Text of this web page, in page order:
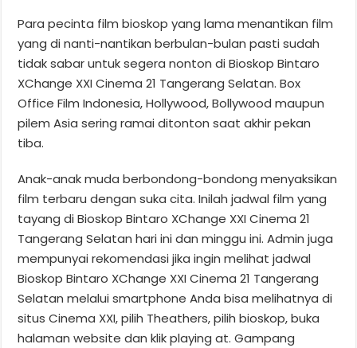
Para pecinta film bioskop yang lama menantikan film
yang di nanti-nantikan berbulan-bulan pasti sudah
tidak sabar untuk segera nonton di Bioskop Bintaro
XChange XXI Cinema 21 Tangerang Selatan. Box
Office Film Indonesia, Hollywood, Bollywood maupun
pilem Asia sering ramai ditonton saat akhir pekan
tiba.
Anak-anak muda berbondong-bondong menyaksikan
film terbaru dengan suka cita. Inilah jadwal film yang
tayang di Bioskop Bintaro XChange XXI Cinema 21
Tangerang Selatan hari ini dan minggu ini. Admin juga
mempunyai rekomendasi jika ingin melihat jadwal
Bioskop Bintaro XChange XXI Cinema 21 Tangerang
Selatan melalui smartphone Anda bisa melihatnya di
situs Cinema XXI, pilih Theathers, pilih bioskop, buka
halaman website dan klik playing at. Gampang